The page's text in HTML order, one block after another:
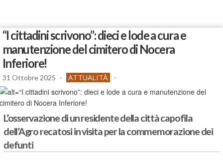
“I cittadini scrivono”: dieci e lode a cura e
manutenzione del cimitero di Nocera
Inferiore!
31 Ottobre 2025 - ATTUALITÀ -
L’osservazione di un residente della città capofila
dell’Agro recatosi in visita per la commemorazione dei
defunti